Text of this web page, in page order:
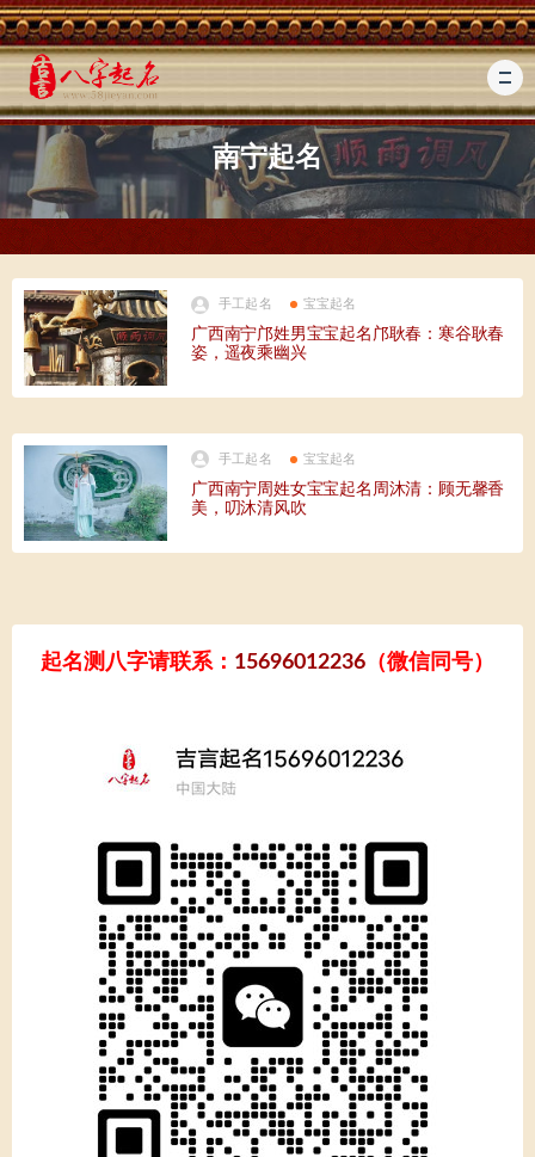
南宁起名
手工起名 宝宝起名
广西南宁邝姓男宝宝起名邝耿春：寒谷耿春
姿，遥夜乘幽兴
手工起名 宝宝起名
广西南宁周姓女宝宝起名周沐清：顾无馨香
美，叨沐清风吹
起名测八字请联系： 15696012236 （微信同号）